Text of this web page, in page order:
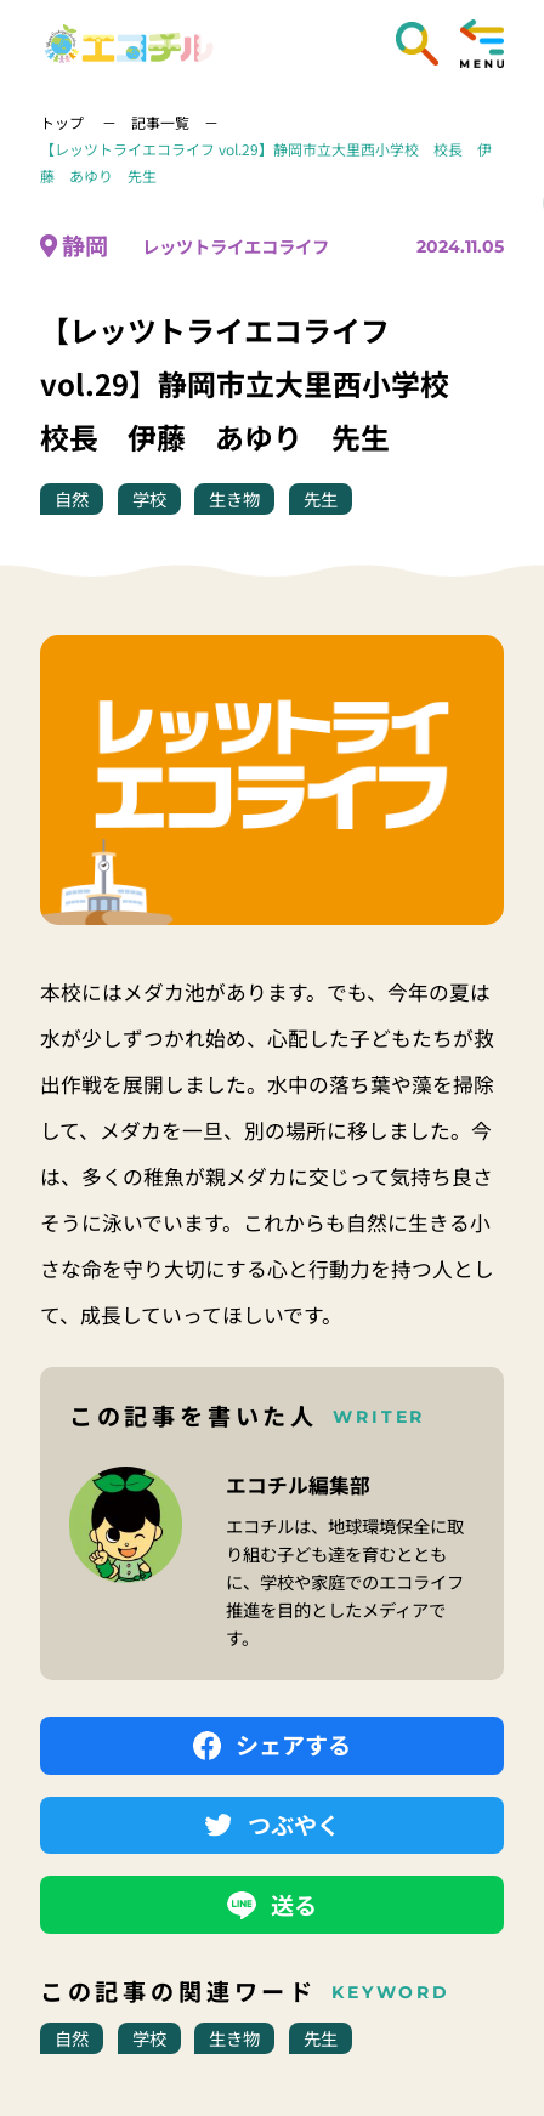
トップ
記事一覧
【レッツトライエコライフ vol.29】静岡市立大里西小学校 校長 伊
藤 あゆり 先生
静岡 レッツトライエコライフ 2024.11.05
【レッツトライエコライフ
vol.29】静岡市立大里西小学校
校長 伊藤 あゆり 先生
自然 学校 生き物 先生
本校にはメダカ池があります。でも、今年の夏は
水が少しずつかれ始め、心配した子どもたちが救
出作戦を展開しました。水中の落ち葉や藻を掃除
して、メダカを一旦、別の場所に移しました。今
は、多くの稚魚が親メダカに交じって気持ち良さ
そうに泳いでいます。これからも自然に生きる小
さな命を守り大切にする心と行動力を持つ人とし
て、成長していってほしいです。
この記事を書いた人 WRITER
エコチル編集部
エコチルは、地球環境保全に取
り組む子ども達を育むととも
に、学校や家庭でのエコライフ
推進を目的としたメディアで
す。
シェアする
つぶやく
送る
この記事の関連ワード KEYWORD
自然 学校 生き物 先生